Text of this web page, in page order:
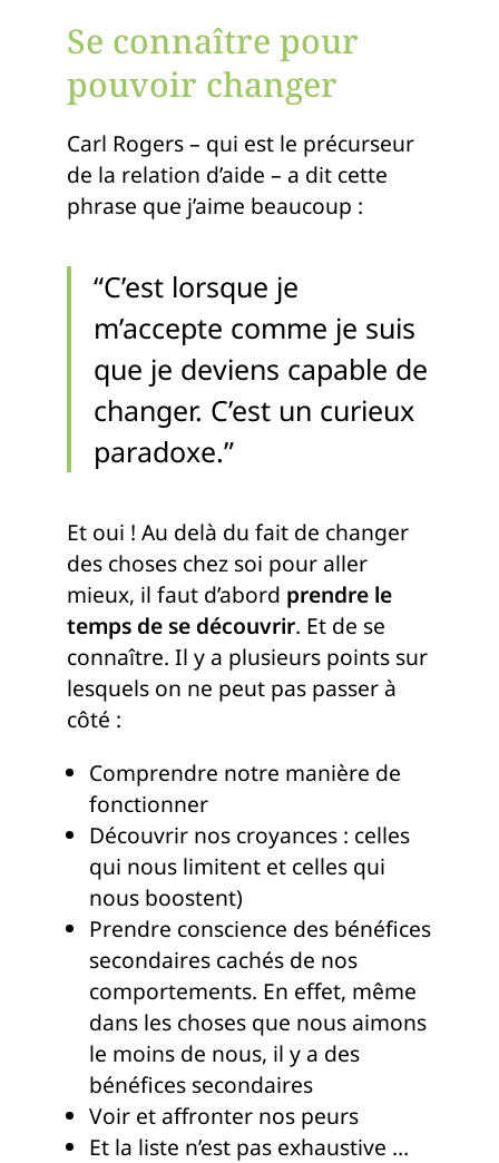
Se connaître pour
pouvoir changer
Carl Rogers – qui est le précurseur
de la relation d’aide – a dit cette
phrase que j’aime beaucoup :
“C’est lorsque je
m’accepte comme je suis
que je deviens capable de
changer. C’est un curieux
paradoxe.”
Et oui ! Au delà du fait de changer
des choses chez soi pour aller
mieux, il faut d’abord prendre le
temps de se découvrir. Et de se
connaître. Il y a plusieurs points sur
lesquels on ne peut pas passer à
côté :
Comprendre notre manière de
fonctionner
Découvrir nos croyances : celles
qui nous limitent et celles qui
nous boostent)
Prendre conscience des bénéfices
secondaires cachés de nos
comportements. En effet, même
dans les choses que nous aimons
le moins de nous, il y a des
bénéfices secondaires
Voir et affronter nos peurs
Et la liste n’est pas exhaustive …